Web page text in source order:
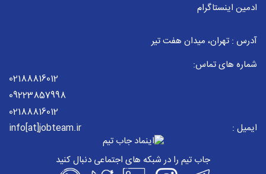
ادمین اینستاگرام
آدرس : تهران، میدان هفت تیر
شماره های تماس:
02188816012
09223857998
02188816012
ایمیل :
info[at]jobteam.ir
جاب تیم را در شبکه های اجتماعی دنبال کنید